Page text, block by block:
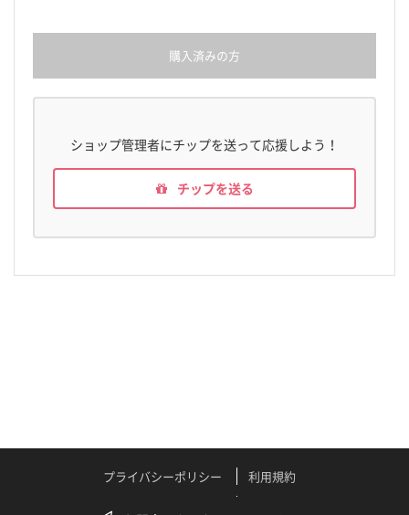
購入済みの方
ショップ管理者にチップを送って応援しよう！
チップを送る
プライバシーポリシー
利用規約